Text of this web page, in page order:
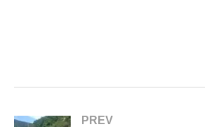
PREV